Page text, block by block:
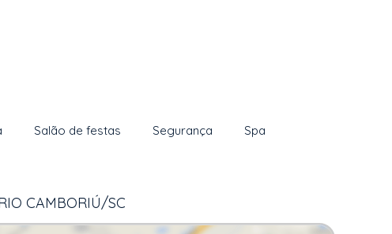
Salão de festas Segurança Spa
CAMBORIÚ/SC